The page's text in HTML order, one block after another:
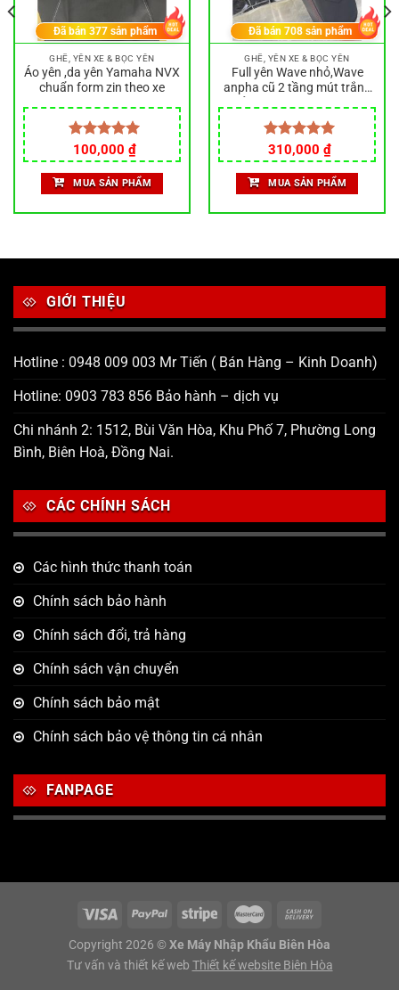
GHẾ, YÊN XE & BỌC YÊN
Áo yên ,da yên Yamaha NVX
chuẩn form zin theo xe
Được xếp
hạng5.00
5 sao
100,000 ₫
Đã bán377 sản phẩm
MUA SẢN PHẨM
GHẾ, YÊN XE & BỌC YÊN
Full yên Wave nhỏ,Wave
anpha cũ 2 tầng mút trắng
Được xếp
hạng5.00
5 sao
310,000 ₫
Đã bán708 sản phẩm
MUA SẢN PHẨM
GIỚI THIỆU
Hotline : 0948 009 003 Mr Tiến ( Bán Hàng – Kinh Doanh)
Hotline: 0903 783 856 Bảo hành – dịch vụ
Chi nhánh 2: 1512, Bùi Văn Hòa, Khu Phố 7, Phường Long
Bình, Biên Hoà, Đồng Nai.
CÁC CHÍNH SÁCH
Các hình thức thanh toán
Chính sách bảo hành
Chính sách đổi, trả hàng
Chính sách vận chuyển
Chính sách bảo mật
Chính sách bảo vệ thông tin cá nhân
FANPAGE
Copyright 2026 © Xe Máy Nhập Khẩu Biên Hòa
Tư vấn và thiết kế web Thiết kế website Biên Hòa